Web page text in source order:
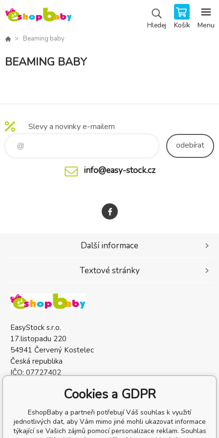
Hledej Košík Menu
Beaming baby
BEAMING BABY
Slevy a novinky e-mailem
odebírat
info@easy-stock.cz
EasyStock s.r.o.
17.listopadu 220
54941 Červený Kostelec
Česká republika
IČO: 07727402
Další informace
Textové stránky
Cookies a GDPR
EshopBaby a partneři potřebují Váš souhlas k využití
jednotlivých dat, aby Vám mimo jiné mohli ukazovat informace
týkající se Vašich zájmů pomocí personalizace reklam. Souhlas